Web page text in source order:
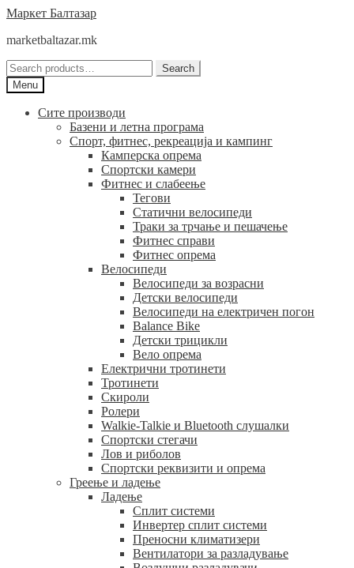
Skip
navigation
Skip
content
Маркет Балтазар
marketbaltazar.mk
Search
for:
Search
Menu
Сите производи
Базени и летна програма
Спорт, фитнес, рекреација и кампинг
Камперска опрема
Спортски камери
Фитнес и слабеење
Тегови
Статични велосипеди
Траки за трчање и пешачење
Фитнес справи
Фитнес опрема
Велосипеди
Велосипеди за возрасни
Детски велосипеди
Велосипеди на електричен погон
Balance Bike
Детски трицикли
Вело опрема
Електрични тротинети
Тротинети
Скироли
Ролери
Walkie-Talkie и Bluetooth слушалки
Спортски стегачи
Лов и риболов
Спортски реквизити и опрема
Греење и ладење
Ладење
Сплит системи
Инвертер сплит системи
Преносни климатизери
Вентилатори за разладување